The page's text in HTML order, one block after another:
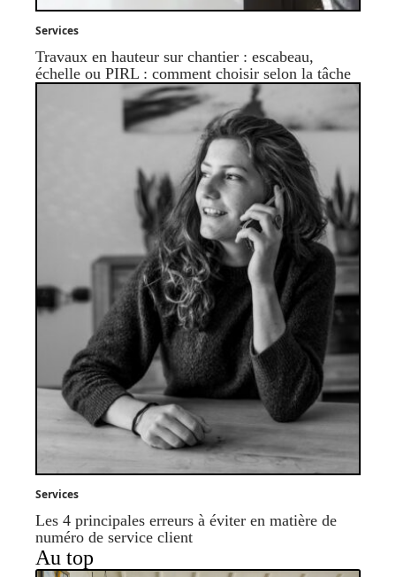
Services
Travaux en hauteur sur chantier : escabeau,
échelle ou PIRL : comment choisir selon la tâche
Services
Les 4 principales erreurs à éviter en matière de
numéro de service client
Au top